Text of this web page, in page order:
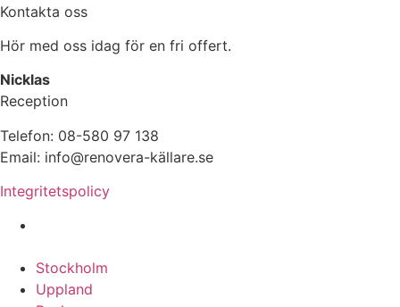
Kontakta oss
Hör med oss idag för en fri offert.
Nicklas
Reception
Telefon: 08-580 97 138
Email: info@renovera-källare.se
Integritetspolicy
Stockholm
Uppland